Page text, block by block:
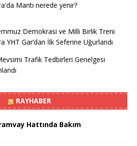
Mantı nerede yenir?
Demokrasi ve Milli Birlik Treni
YHT Gar’dan İlk Seferine Uğurlandı
Trafik Tedbirleri Genelgesi
RAYHABER
Hattında Bakım